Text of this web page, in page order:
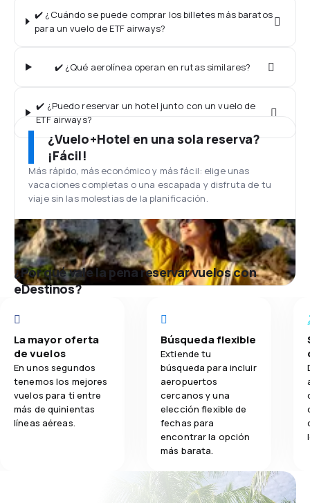
✔️ ¿Cuándo se puede comprar los billetes más baratos
para un vuelo de ETF airways?
✔️ ¿Qué aerolínea operan en rutas similares?
✔️ ¿Puedo reservar un hotel junto con un vuelo de
ETF airways?
¿Vuelo+Hotel en una sola reserva?
¡Fácil!
Más rápido, más económico y más fácil: elige unas
vacaciones completas o una escapada y disfruta de tu
viaje sin las molestias de la planificación.
¿Por qué vale la pena reservar vuelos con
eDestinos?
La mayor oferta
de vuelos
En unos segundos
tenemos los mejores
vuelos para ti entre
más de quinientas
líneas aéreas.
Búsqueda flexible
Extiende tu
búsqueda para incluir
aeropuertos
cercanos y una
elección flexible de
fechas para
encontrar la opción
más barata.